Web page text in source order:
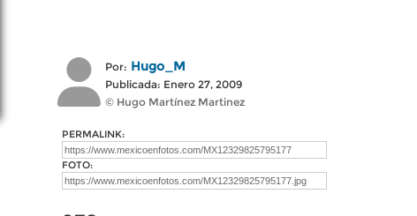
Por: Hugo_M
Publicada: Enero 27, 2009
© Hugo Martínez Martinez
PERMALINK:
FOTO: